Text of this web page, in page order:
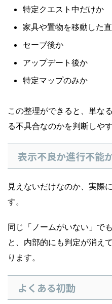
特定クエスト中だけか
家具や置物を移動した
セーブ後か
アップデート後か
特定マップのみか
この整理ができると、単な
る不具合なのかを判断しや
表示不良か進行不能
見えないだけなのか、実際
す。
同じ「ノームがいない」で
と、内部的にも判定が消え
ります。
よくある初動